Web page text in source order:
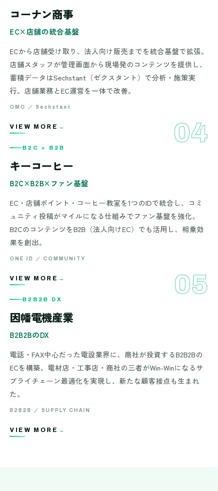
コーナン商事
EC×店舗の統合基盤
ECから店舗受け取り、法人向け販売までを統合基盤で拡張。
店舗スタッフが管理画面から現場発のコンテンツを提供し、
蓄積データはSechstant（ゼクスタント）で分析・施策実
行。店舗業務とEC運営を一体で改善。
OMO ／ Sechstant
VIEW MORE → 04
B2C × B2B
— B2C × B2B — KEY COFFEE — ONE ID ／ COMMUNITY —
B2C × B2B
キーコーヒー
B2C×B2B×ファン基盤
EC・店舗ポイント・コーヒー教室を1つのIDで統合し、コミ
ュニティ投稿がマイルになる仕組みでファン基盤を強化。
B2CのコンテンツをB2B（法人向けEC）でも活用し、相乗効
果を創出。
ONE ID ／ COMMUNITY
VIEW MORE → 05
B2B2B DX
— B2B2B DX — INABA DENKI — B2B2B ／ SUPPLY
B2B2B DX
因幡電機産業
B2B2BのDX
電話・FAX中心だった電設業界に、商社が投資するB2B2Bの
ECを構築。電材店・工事店・商社の三者がWin-Winになるサ
プライチェーン最適化を実現し、新たな顧客接点も生まれ
た。
B2B2B ／ SUPPLY CHAIN
VIEW MORE →